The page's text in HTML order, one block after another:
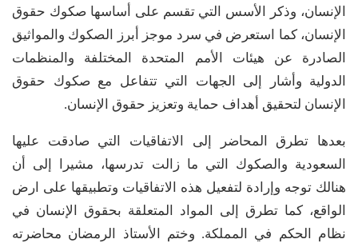
الإنسان، وذكر الأسس التي تقسم على أساسها صكوك حقوق
الإنسان، كما استعرض في سرد موجز أبرز الصكوك والمواثيق
الصادرة عن هيئات الأمم المتحدة المختلفة والمنظمات
الدولية وأشار إلى الجهات التي تتفاعل مع صكوك حقوق
الإنسان لتحقيق أهداف حماية وتعزيز حقوق الإنسان.
بعدها تطرق المحاضر إلى الاتفاقيات التي صادقت عليها
السعودية والصكوك التي ما زالت تدرسها، مشيرا إلى أن
هنالك توجه وإرادة لتفعيل هذه الاتفاقيات وتطبيقها على ارض
الواقع، كما تطرق إلى المواد المتعلقة بحقوق الإنسان في
نظام الحكم في المملكة. وختم الأستاذ الرمضان محاضرته